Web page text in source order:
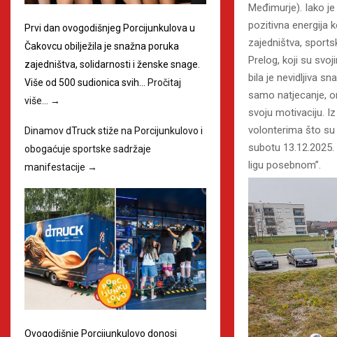
Međimurje). Iako
pozitivna energija
zajedništva,
Prelog, koji su
bila je nevidljiva
samo natjecanje,
svoju motivaciju.
volonterima što su
subotu
ligu posebnom”.
Prvi dan ovogodišnjeg Porcijunkulova u
Čakovcu obilježila je snažna poruka
zajedništva, solidarnosti i ženske snage.
Više od 500 sudionica svih… Pročitaj
više… →
Dinamov dTruck stiže na Porcijunkulovo i
obogaćuje sportske sadržaje
manifestacije →
Ovogodišnje Porcijunkulovo donosi